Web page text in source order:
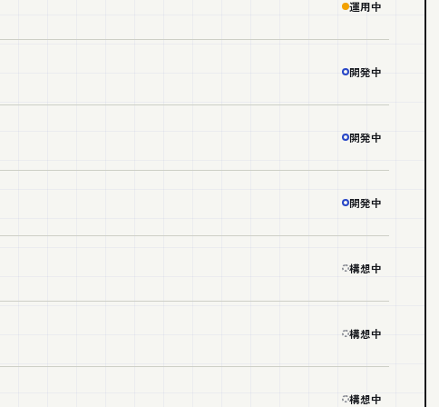
運用中
開発中
開発中
開発中
構想中
構想中
構想中